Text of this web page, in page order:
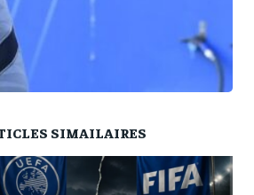
D’AFRIQUE
D’AFRIQUE
D’AFRIQUE
D’AFRIQUE
SIMAILAIRES